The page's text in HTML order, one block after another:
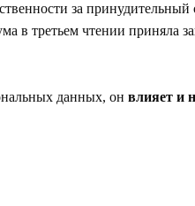
за
в третьем чтении приняла
данных, он влияет и